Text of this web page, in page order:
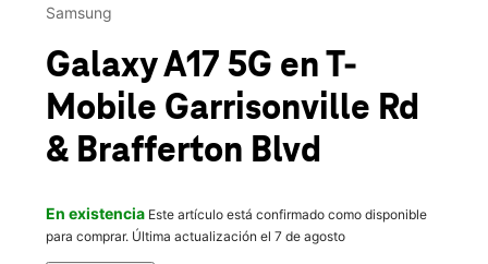
Jue.:10:00 a.m. a 8:00 p.m.
325 Garrisonville Road Ste 108 Stafford, VA 22554
Samsung
Galaxy A17 5G en T-
Mobile Garrisonville Rd
& Brafferton Blvd
En existencia Este artículo está confirmado como disponible
para comprar. Última actualización el 7 de agosto